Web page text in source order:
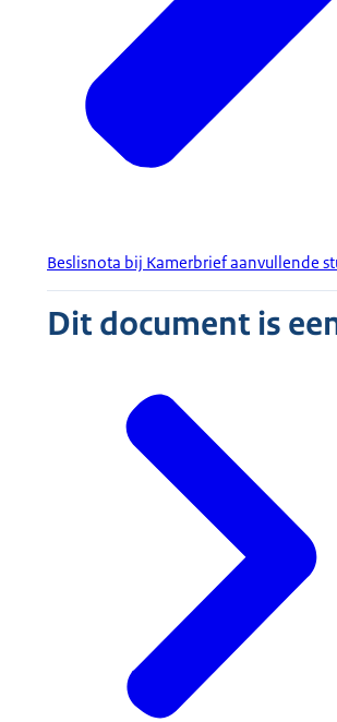
Beslisnota bij Kamerbrief aanvullende
Dit document is